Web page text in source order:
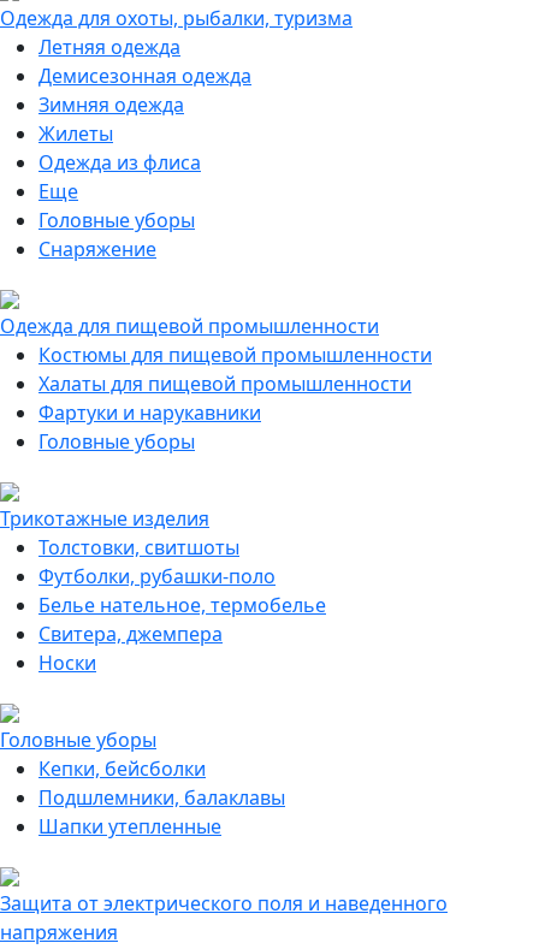
Одежда для охоты, рыбалки, туризма
Летняя одежда
Демисезонная одежда
Зимняя одежда
Жилеты
Одежда из флиса
Еще
Головные уборы
Снаряжение
Одежда для пищевой промышленности
Костюмы для пищевой промышленности
Халаты для пищевой промышленности
Фартуки и нарукавники
Головные уборы
Трикотажные изделия
Толстовки, свитшоты
Футболки, рубашки-поло
Белье нательное, термобелье
Свитера, джемпера
Носки
Головные уборы
Кепки, бейсболки
Подшлемники, балаклавы
Шапки утепленные
Защита от электрического поля и наведенного
напряжения